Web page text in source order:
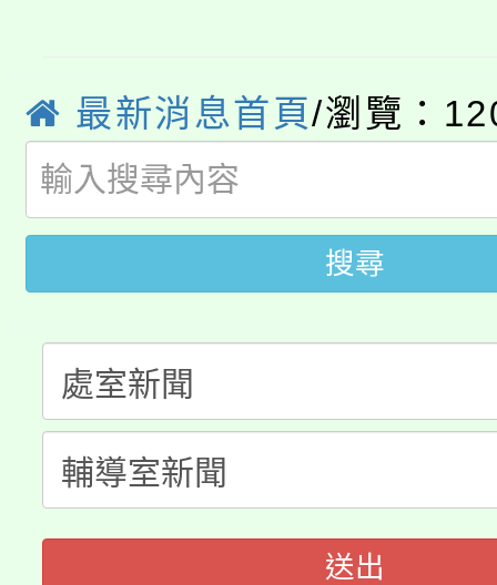
車」活動
桃園市115學年度學生
生本土語及新住民語歌
公告本校115學年度第
代理(課)教師甄選結果(
公告本校115學年度第
代理(課)教師甄選結果(
轉知中國文化大學推廣
《TA101》溝通分析基
程，歡迎學生輔導中心
心理、諮商輔導、社會
系所師生報名參加。
轉知苗栗縣政府辦理
縣市「校園短影音徵選
門員」簡章及活動海報
桃園市115學年度學生
要點
「桃園市補助參觀特色
展演活動實施計畫」
最新消息首頁/瀏覽：
搜尋
送出